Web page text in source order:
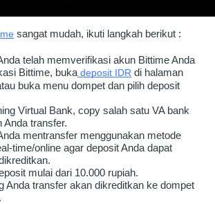
sangat mudah, ikuti langkah berikut :
telah memverifikasi akun Bittime Anda
Bittime, buka deposit IDR di halaman
buka menu dompet dan pilih deposit
Virtual Bank, copy salah satu VA bank
Anda transfer.
mentransfer menggunakan metode
time/online agar deposit Anda dapat
mulai dari 10.000 rupiah.
Anda transfer akan dikreditkan ke dompet